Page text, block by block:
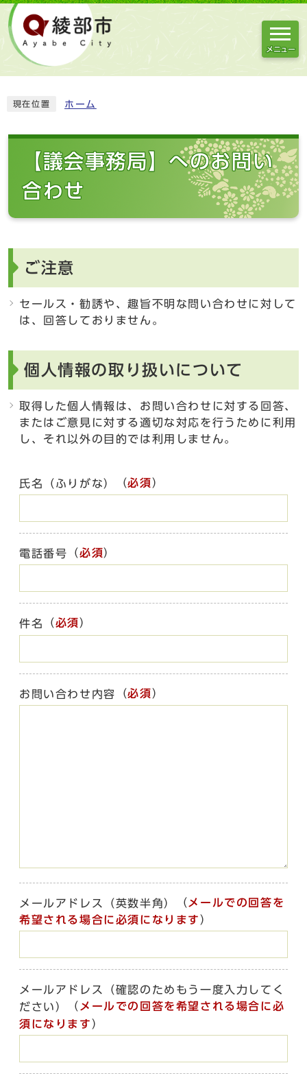
メニュー
現在位置 ホーム
【議会事務局】へのお問い
合わせ
ご注意
セールス・勧誘や、趣旨不明な問い合わせに対して
は、回答しておりません。
個人情報の取り扱いについて
取得した個人情報は、お問い合わせに対する回答、
またはご意見に対する適切な対応を行うために利用
し、それ以外の目的では利用しません。
氏名（ふりがな） （必須）
電話番号 （必須）
件名 （必須）
お問い合わせ内容 （必須）
メールアドレス（英数半角） （ メールでの回答を
希望される場合に必須になります ）
メールアドレス（確認のためもう一度入力してく
ださい）
（ メールでの回答を希望される場合に必
須になります ）